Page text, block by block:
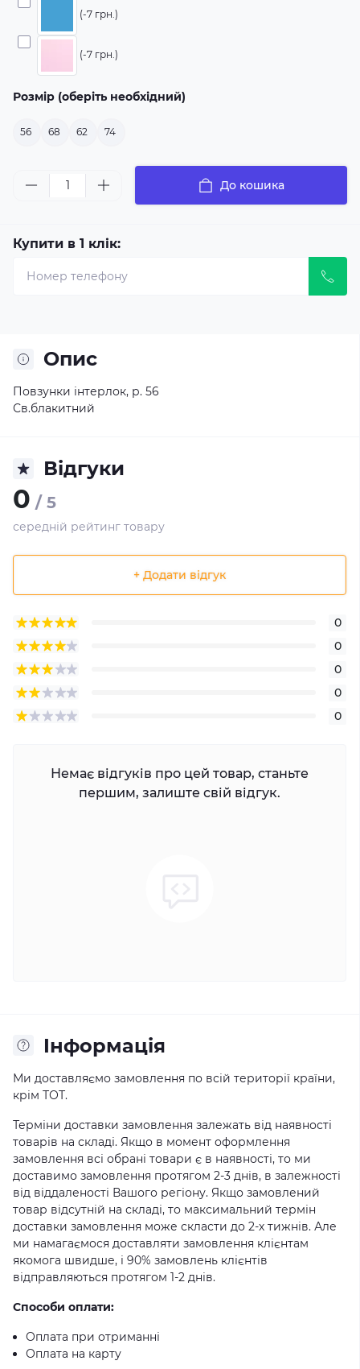
(-7 грн.)
(-7 грн.)
Розмір (оберіть необхідний)
56 68 62 74
До кошика
Купити в 1 клік:
Опис
Повзунки інтерлок, р. 56
Св.блакитний
Відгуки
0 / 5
середній рейтинг товару
+ Додати відгук
0
0
0
0
0
Немає відгуків про цей товар, станьте
першим, залиште свій відгук.
Iнформація
Ми доставляємо замовлення по всій території країни,
крім ТОТ.
Терміни доставки замовлення залежать від наявності
товарів на складі. Якщо в момент оформлення
замовлення всі обрані товари є в наявності, то ми
доставимо замовлення протягом 2-3 днів, в залежності
від віддаленості Вашого регіону. Якщо замовлений
товар відсутній на складі, то максимальний термін
доставки замовлення може скласти до 2-х тижнів. Але
ми намагаємося доставляти замовлення клієнтам
якомога швидше, і 90% замовлень клієнтів
відправляються протягом 1-2 днів.
Способи оплати:
Оплата при отриманні
Оплата на карту